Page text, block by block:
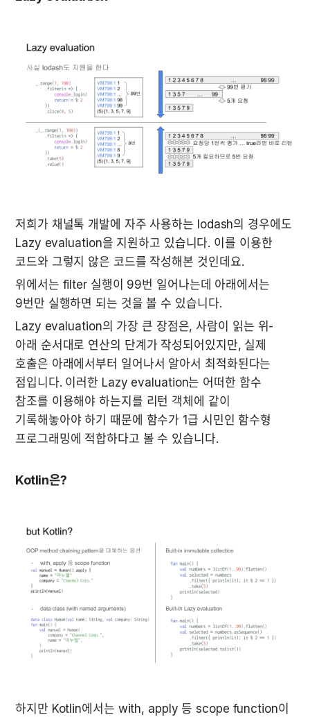
저희가 채널톡 개발에 자주 사용하는 lodash의 경우에도
Lazy evaluation을 지원하고 있습니다. 이를 이용한
코드와 그렇지 않은 코드를 작성해본 것인데요.
위에서는 filter 실행이 99번 일어나는데 아래에서는
9번만 실행하면 되는 것을 볼 수 있습니다.
Lazy evaluation의 가장 큰 장점은, 사람이 읽는 위-
아래 순서대로 연산의 단계가 작성되어있지만, 실제
호출은 아래에서부터 일어나서 알아서 최적화된다는
점입니다. 이러한 Lazy evaluation는 어떠한 함수
참조를 이용해야 하는지를 리턴 객체에 같이
기록해놓아야 하기 때문에 함수가 1급 시민인 함수형
프로그래밍에 적합하다고 볼 수 있습니다.
Kotlin은?
하지만 Kotlin에서는 with, apply 등 scope function이